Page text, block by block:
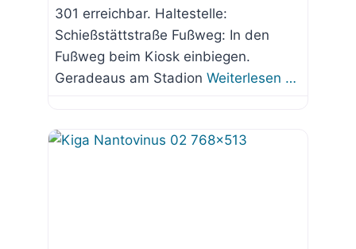
301 erreichbar. Haltestelle:
Schießstättstraße Fußweg: In den
Fußweg beim Kiosk einbiegen.
Geradeaus am Stadion Weiterlesen …